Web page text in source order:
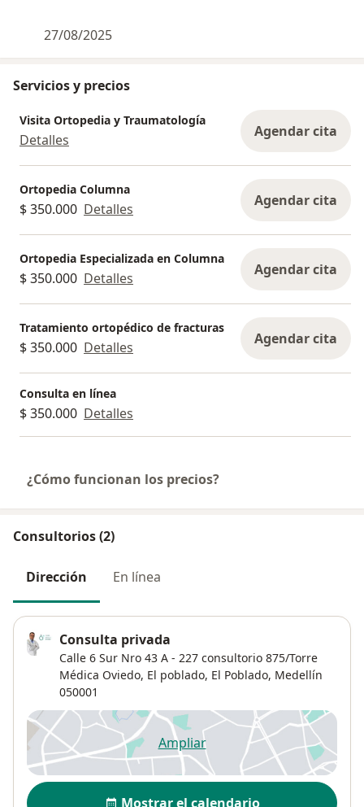
27/08/2025
Servicios y precios
Visita Ortopedia y Traumatología
Detalles Agendar cita
Ortopedia Columna
$ 350.000 Detalles Agendar cita
Ortopedia Especializada en Columna
$ 350.000 Detalles Agendar cita
Tratamiento ortopédico de fracturas
$ 350.000 Detalles Agendar cita
Consulta en línea
$ 350.000 Detalles
¿Cómo funcionan los precios?
Consultorios (2)
Dirección En línea
Consulta privada
Calle 6 Sur Nro 43 A - 227 consultorio 875/Torre
Médica Oviedo, El poblado, El Poblado, Medellín
050001
Ampliarse abre en una nueva
Disponibilidad
Mostrar el calendario